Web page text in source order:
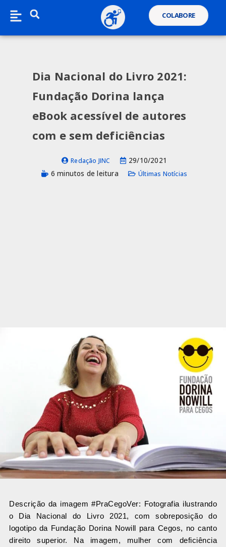
COLABORE
Dia Nacional do Livro 2021:
Fundação Dorina lança
eBook acessível de autores
com e sem deficiências
Redação JINC
29/10/2021
6 minutos de leitura
Últimas Notícias
Descrição da imagem #PraCegoVer: Fotografia ilustrando
o Dia Nacional do Livro 2021, com sobreposição do
logotipo da Fundação Dorina Nowill para Cegos, no canto
direito superior. Na imagem, mulher com deficiência